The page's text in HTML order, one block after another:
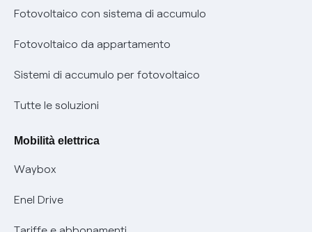
Diritto di ripensamento
Parental Control – Navigazione sicura
Informazioni precontrattuali prodotti e servizi
Condizioni generali di contratto prodotti e servizi
prescrizione
Remit
Certificazioni
Nuove regole europee per la protezione dei dati
Offerte Placet non vulnerabili
Offerta Tutela Vulnerabilità Gas
Mobilità Elettrica
Phishing e truffe online
Fotovoltaico con sistema di accumulo
Fotovoltaico da appartamento
Sistemi di accumulo per fotovoltaico
Tutte le soluzioni
Mobilità elettrica
Waybox
Enel Drive